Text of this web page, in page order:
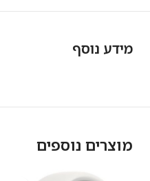
מידע נוסף
מוצרים נוספים